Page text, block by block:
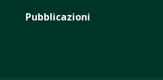
Pubblicazioni